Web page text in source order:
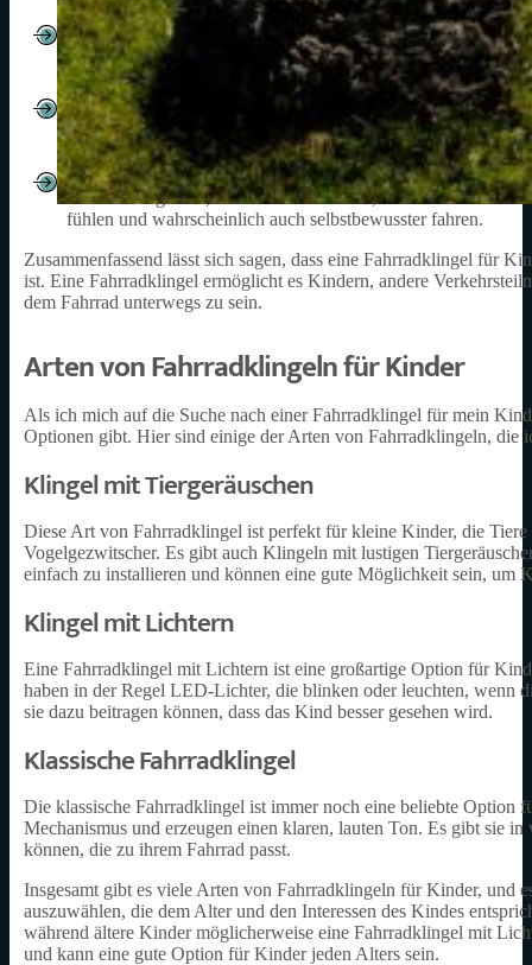
Eine Fahrradklingel ermöglicht es Ihrem Kind, andere
Fahrrad unterwegs ist, kann es schnell zu gefährlichen
andere Verkehrsteilnehmer auf sich aufmerksam zu machen
Eine Fahrradklingel kann auch dazu beitragen, dass Ihr
Klingel hat, die es benutzen kann, um andere
wahrscheinlich auch sicherer fahren.
Eine Fahrradklingel kann auch dazu beitragen, dass Ihr
es eine Klingel hat, die es benutzen kann, um andere
fühlen und wahrscheinlich auch selbstbewusster fahren.
Zusammenfassend lässt sich sagen, dass eine Fahrradklingel für
ist. Eine Fahrradklingel ermöglicht es Kindern, andere
dem Fahrrad unterwegs zu sein.
Arten von Fahrradklingeln für Kinder
Als ich mich auf die Suche nach einer Fahrradklingel für mein
Optionen gibt. Hier sind einige der Arten von Fahrradklingeln, die
Klingel mit Tiergeräuschen
Diese Art von Fahrradklingel ist perfekt für kleine Kinder, die
Vogelgezwitscher. Es gibt auch Klingeln mit lustigen
einfach zu installieren und können eine gute Möglichkeit sein, um
Klingel mit Lichtern
Eine Fahrradklingel mit Lichtern ist eine großartige Option für
haben in der Regel LED-Lichter, die blinken oder leuchten, wenn
sie dazu beitragen können, dass das Kind besser gesehen wird.
Klassische Fahrradklingel
Die klassische Fahrradklingel ist immer noch eine beliebte Option
Mechanismus und erzeugen einen klaren, lauten Ton. Es gibt sie
können, die zu ihrem Fahrrad passt.
Insgesamt gibt es viele Arten von Fahrradklingeln für Kinder, und
auszuwählen, die dem Alter und den Interessen des Kindes
während ältere Kinder möglicherweise eine Fahrradklingel mit
und kann eine gute Option für Kinder jeden Alters sein.